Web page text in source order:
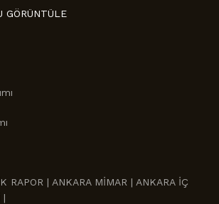
GÖRÜNTÜLE
RAPOR | ANKARA MİMAR | ANKARA İÇ
|